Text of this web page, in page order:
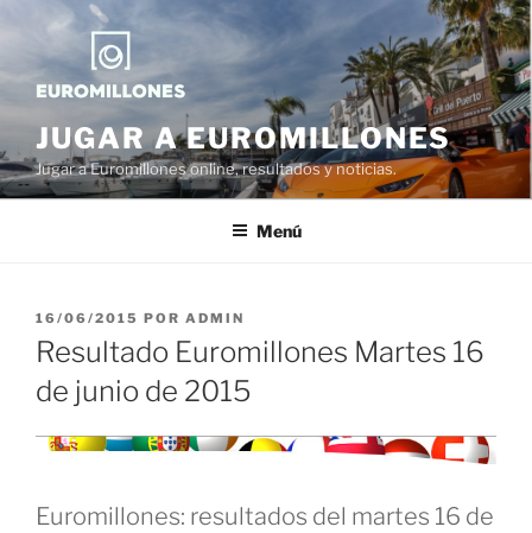
contenido
JUGAR A EUROMILLONES
Jugar a Euromillones online, resultados y noticias.
Menú
PUBLICADO
EL
16/06/2015 POR ADMIN
Resultado Euromillones Martes 16
de junio de 2015
Euromillones: resultados del martes 16 de